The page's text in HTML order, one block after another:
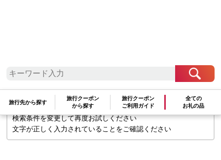
旅行先から探す
旅行クーポン
から探す
旅行クーポン
ご利用ガイド
全ての
お礼の品
検索条件に一致するお礼の品はありま
せん
検索条件を変更して再度お試しください
文字が正しく入力されていることをご確認ください